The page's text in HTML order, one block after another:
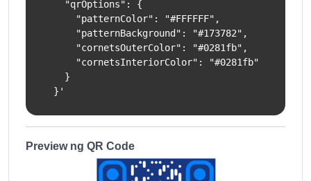
    "qrOptions": {
      "patternColor": "#FFFFFF",
      "patternBackground": "#173782",
      "cornetsOuterColor": "#0281fb",
      "cornetsInteriorColor": "#0281fb"
    }
  }'
Preview ng QR Code